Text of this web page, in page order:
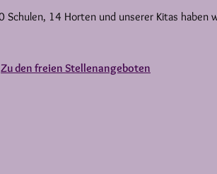
14 Horten und unserer Kitas haben
Zu den freien Stellenangeboten